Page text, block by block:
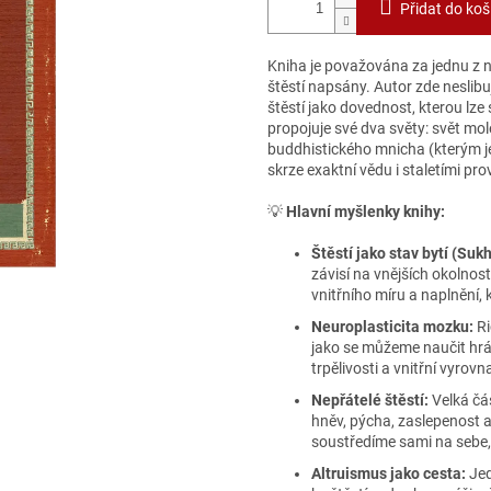
Přidat do
Kniha je považována za jednu z
štěstí napsány. Autor zde
štěstí jako dovednost, kterou
propojuje své dva světy: svět
buddhistického mnicha (kterým
skrze exaktní vědu i staletími
💡 Hlavní myšlenky knihy:
Štěstí jako stav bytí
závisí na vnějších
vnitřního míru a naplnění,
Neuroplasticita mozku:
jako se můžeme naučit
trpělivosti a vnitřní
Nepřátelé štěstí: Velká
hněv, pýcha, zaslepenost
soustředíme sami na
Altruismus jako cesta: